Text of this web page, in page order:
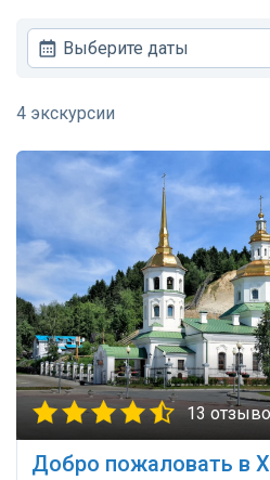
Выберите даты
13
Добро пожаловать в